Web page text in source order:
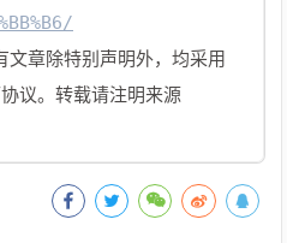
文章除特别声明外，均采用
议。转载请注明来源